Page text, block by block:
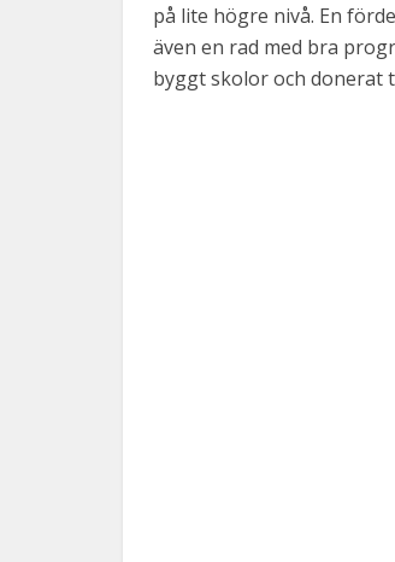
på lite högre nivå. En
även en rad med bra
byggt skolor och donerat